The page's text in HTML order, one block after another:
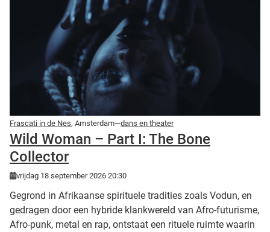
Frascati in de Nes, Amsterdam—dans en theater
Wild Woman – Part I: The Bone
Collector
vrijdag 18 september 2026 20:30
Gegrond in Afrikaanse spirituele tradities zoals Vodun, en
gedragen door een hybride klankwereld van Afro-futurisme,
Afro-punk, metal en rap, ontstaat een rituele ruimte waarin